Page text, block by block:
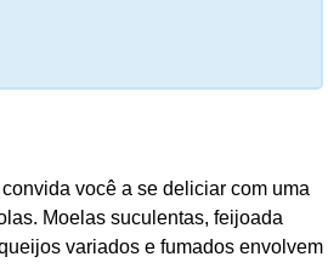
você a se deliciar com uma
Moelas suculentas, feijoada
variados e fumados envolvem